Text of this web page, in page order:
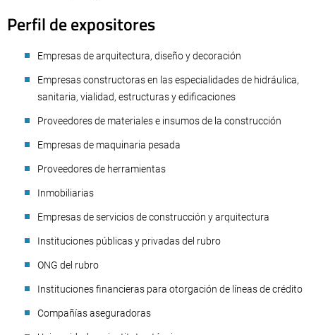
Perfil de expositores
Empresas de arquitectura, diseño y decoración
Empresas constructoras en las especialidades de hidráulica,
sanitaria, vialidad, estructuras y edificaciones
Proveedores de materiales e insumos de la construcción
Empresas de maquinaria pesada
Proveedores de herramientas
Inmobiliarias
Empresas de servicios de construcción y arquitectura
Instituciones públicas y privadas del rubro
ONG del rubro
Instituciones financieras para otorgación de líneas de crédito
Compañías aseguradoras